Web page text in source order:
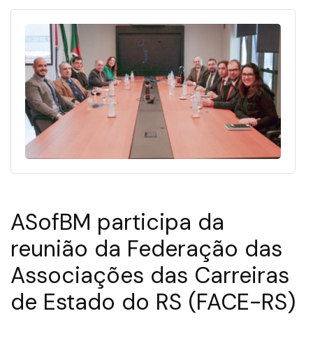
ASofBM participa da
reunião da Federação das
Associações das Carreiras
de Estado do RS (FACE-RS)